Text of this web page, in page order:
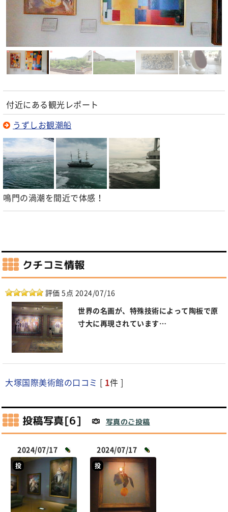
付近にある観光レポート
うずしお観潮船
鳴門の渦潮を間近で体感！
クチコミ情報
評価 5点 2024/07/16
世界の名画が、特殊技術によって陶板で原
寸大に再現されています…
大塚国際美術館の口コミ [ 1件 ]
投稿写真[6] 写真のご投稿
2024/07/17
投
2024/07/17
投